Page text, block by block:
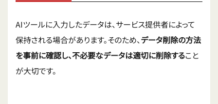
AIツールに入力したデータは、サービス提供者によって
保持される場合があります。そのため、データ削除の方法
を事前に確認し、不必要なデータは適切に削除すること
が大切です。